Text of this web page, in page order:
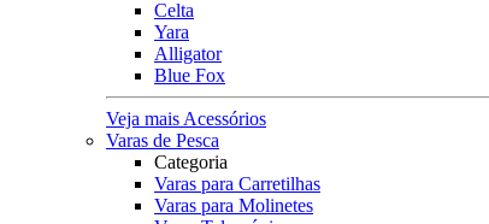
Celta
Yara
Alligator
Blue Fox
Veja mais Acessórios
Varas de Pesca
Categoria
Varas para Carretilhas
Varas para Molinetes